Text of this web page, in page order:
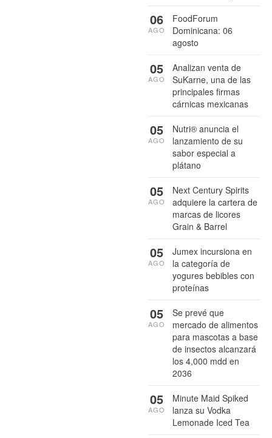
FoodForum
Dominicana: 06
agosto
06
AGO
Analizan venta de
SuKarne, una de las
principales firmas
cárnicas mexicanas
05
AGO
Nutri® anuncia el
lanzamiento de su
sabor especial a
plátano
05
AGO
Next Century Spirits
adquiere la cartera de
marcas de licores
Grain & Barrel
05
AGO
Jumex incursiona en
la categoría de
yogures bebibles con
proteínas
05
AGO
Se prevé que
mercado de alimentos
para mascotas a base
de insectos alcanzará
los 4,000 mdd en
2036
05
AGO
Minute Maid Spiked
lanza su Vodka
Lemonade Iced Tea
05
AGO